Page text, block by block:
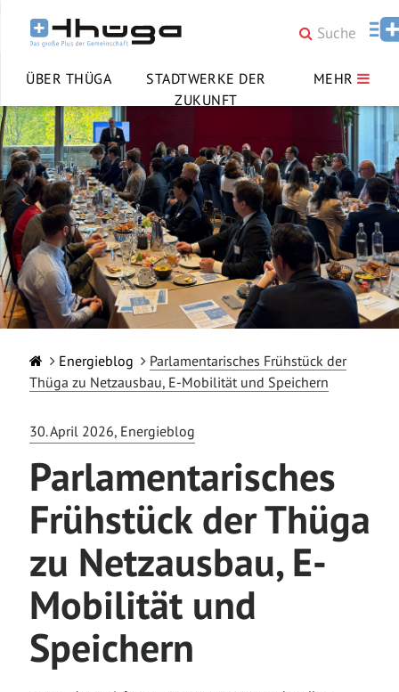
ÜBER THÜGA
STADTWERKE DER
ZUKUNFT
MEHR
Energieblog
Parlamentarisches Frühstück der
Thüga zu Netzausbau, E-Mobilität und Speichern
30. April 2026, Energieblog
Parlamentarisches
Frühstück der Thüga
zu Netzausbau, E-
Mobilität und
Speichern